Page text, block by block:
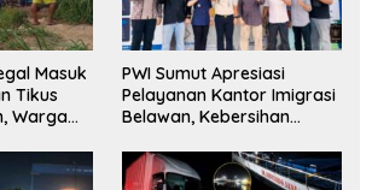
Masuk
Tikus
Warga
PWI Sumut Apresiasi
Pelayanan Kantor Imigrasi
Belawan, Kebersihan